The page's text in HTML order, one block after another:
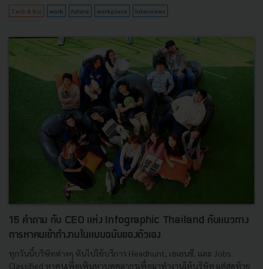
Tech & Biz work future workplace Interviews
15 คำถาม กับ CEO แห่ง Infographic Thailand กับแนวทาง
การหาคนเข้าทำงานในแบบฉบับของตัวเอง
ทุกวันนี้บริษัทต่างๆ หันไปใช้บริการ Headhunt, เอเยนซี, และ Jobs
Classified หาคนเพื่อเฟ้นหาบุคคลากรเพื่อมาทำงานให้บริษัท แต่สุดท้าย